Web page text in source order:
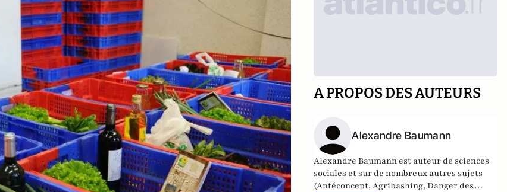
A PROPOS DES AUTEURS
Alexandre Baumann
Alexandre Baumann est auteur de sciences
sociales et sur de nombreux autres sujets
(Antéconcept, Agribashing, Danger des